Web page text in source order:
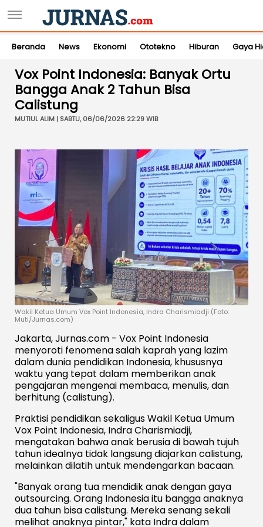
Beranda News Ekonomi Ototekno Hiburan Gaya
Vox Point Indonesia: Banyak Ortu
Bangga Anak 2 Tahun Bisa
Calistung
MUTIUL ALIM | SABTU, 06/06/2026 22:29 WIB
Wakil Ketua Umum Vox Point Indonesia, Indra Charismiadji (Foto:
Muti/Jurnas.com)
Jakarta, Jurnas.com - Vox Point Indonesia
menyoroti fenomena salah kaprah yang lazim
dalam dunia pendidikan Indonesia, khususnya
waktu yang tepat dalam memberikan anak
pengajaran mengenai membaca, menulis, dan
berhitung (calistung).
Praktisi pendidikan sekaligus Wakil Ketua Umum
Vox Point Indonesia, Indra Charismiadji,
mengatakan bahwa anak berusia di bawah tujuh
tahun idealnya tidak langsung diajarkan calistung,
melainkan dilatih untuk mendengarkan bacaan.
"Banyak orang tua mendidik anak dengan gaya
outsourcing. Orang Indonesia itu bangga anaknya
dua tahun bisa calistung. Mereka senang sekali
melihat anaknya pintar," kata Indra dalam